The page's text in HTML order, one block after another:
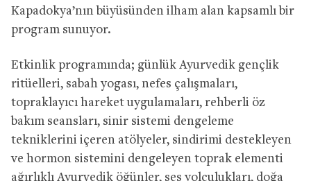
Kapadokya’nın büyüsünden ilham alan kapsamlı bir
program sunuyor.
Etkinlik programında; günlük Ayurvedik gençlik
ritüelleri, sabah yogası, nefes çalışmaları,
topraklayıcı hareket uygulamaları, rehberli öz
bakım seansları, sinir sistemi dengeleme
tekniklerini içeren atölyeler, sindirimi destekleyen
ve hormon sistemini dengeleyen toprak elementi
ağırlıklı Ayurvedik öğünler, ses yolculukları, doğa